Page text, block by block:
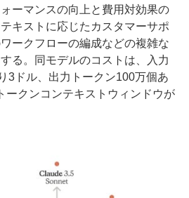
ーマンスの向上と費用対効果の
キストに応じたカスタマーサポ
ークフローの編成などの複雑な
る。同モデルのコストは、入力
3ドル、出力トークン100万個あ
ークンコンテキストウィンドウが